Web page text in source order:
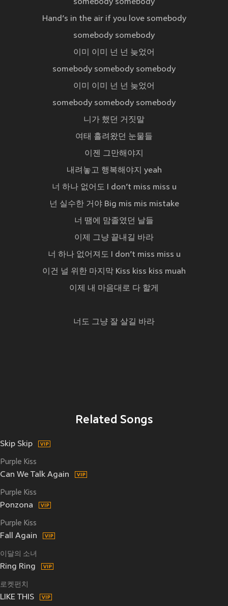
somebody somebody
Hand’s in the air if you love somebody
somebody somebody
이미 이미 넌 넌 늦었어
somebody somebody somebody
이미 이미 넌 넌 늦었어
somebody somebody somebody
니가 했던 거짓말
여태 흘려왔던 눈물들
이젠 그만해야지
내려놓고 행복해야지 yeah
너 하나 없어도 I don’t miss miss u
넌 실수한 거야 Big mis mis mistake
너 땜에 맘졸였던 날들
이제 그냥 끝내길 바라
너 하나 없어져도 I don’t miss miss u
이건 널 위한 마지막 Kiss kiss kiss muah
이제 내 마음대로 다 할게
너도 그냥 잘 살길 바라
Related Songs
Skip Skip
Purple Kiss
Can We Talk Again
Purple Kiss
Ponzona
Purple Kiss
Fall Again
이달의 소녀
Ring Ring
로켓펀치
LIKE THIS